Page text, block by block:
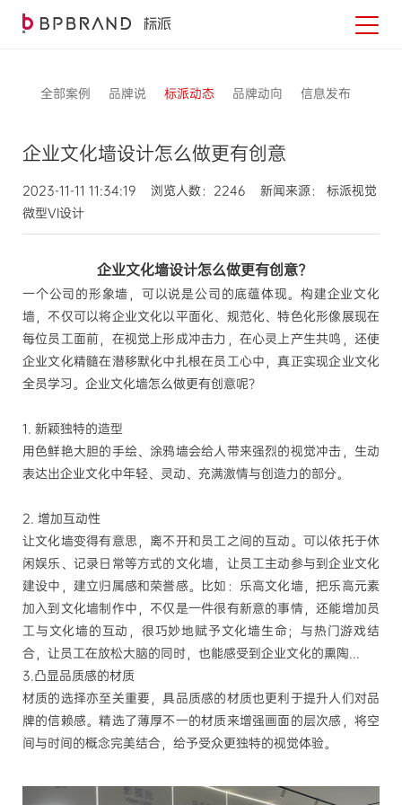
全部案例 品牌说 标派动态 品牌动向 信息发布
企业文化墙设计怎么做更有创意
2023-11-11 11:34:19 浏览人数：2246 新闻来源： 标派视觉
微型VI设计
企业文化墙设计怎么做更有创意?
一个公司的形象墙，可以说是公司的底蕴体现。构建企业文化
墙，不仅可以将企业文化以平面化、规范化、特色化形像展现在
每位员工面前，在视觉上形成冲击力，在心灵上产生共鸣，还使
企业文化精髓在潜移默化中扎根在员工心中，真正实现企业文化
全员学习。企业文化墙怎么做更有创意呢？
1. 新颖独特的造型
用色鲜艳大胆的手绘、涂鸦墙会给人带来强烈的视觉冲击，生动
表达出企业文化中年轻、灵动、充满激情与创造力的部分。
2. 增加互动性
让文化墙变得有意思，离不开和员工之间的互动。可以依托于休
闲娱乐、记录日常等方式的文化墙，让员工主动参与到企业文化
建设中，建立归属感和荣誉感。
比如：乐高文化墙，把乐高元素
加入到文化墙制作中，不仅是一件很有新意的事情，还能增加员
工与文化墙的互动，很巧妙地赋予文化墙生命；与热门游戏结
合，让员工在放松大脑的同时，也能感受到企业文化的熏陶...
3.凸显品质感的材质
材质的选择亦至关重要，具品质感的材质也更利于提升人们对品
牌的信赖感。精选了薄厚不一的材质来增强画面的层次感，将空
间与时间的概念完美结合，给予受众更独特的视觉体验。